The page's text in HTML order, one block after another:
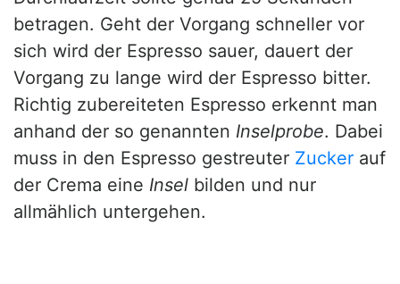
betragen. Geht der Vorgang schneller vor
sich wird der Espresso sauer, dauert der
Vorgang zu lange wird der Espresso bitter.
Richtig zubereiteten Espresso erkennt man
anhand der so genannten Inselprobe. Dabei
muss in den Espresso gestreuter Zucker auf
der Crema eine Insel bilden und nur
allmählich untergehen.